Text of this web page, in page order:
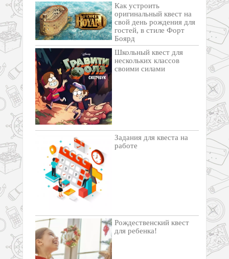
Как устроить
оригинальный квест на
свой день рождения для
гостей, в стиле Форт
Боярд
Школьный квест для
нескольких классов
своими силами
Задания для квеста на
работе
Рождественский квест
для ребенка!